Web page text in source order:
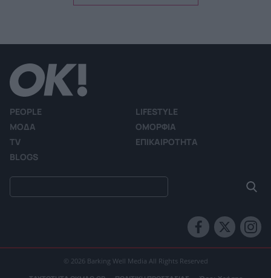
PEOPLE
LIFESTYLE
ΜΟΔΑ
ΟΜΟΡΦΙΑ
TV
ΕΠΙΚΑΙΡΟΤΗΤΑ
BLOGS
© 2026 Barking Well Media All Rights Reserved